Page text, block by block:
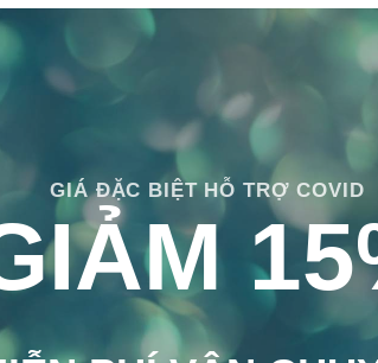
GIÁ ĐẶC BIỆT HỖ TRỢ COVID